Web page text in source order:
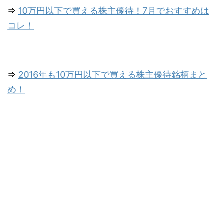
⇒ 10万円以下で買える株主優待！7月でおすすめは
コレ！
⇒ 2016年も10万円以下で買える株主優待銘柄まと
め！